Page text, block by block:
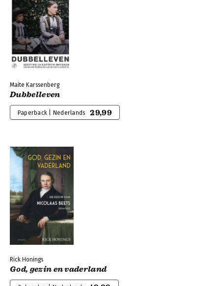
Maite Karssenberg
Dubbelleven
Paperback | Nederlands 29,99
Rick Honings
God, gezin en vaderland